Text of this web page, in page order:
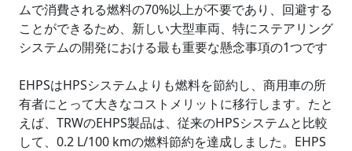
ムで消費される燃料の70%以上が不要であり、回避する
ことができるため、新しい大型車両、特にステアリング
システムの開発における最も重要な懸念事項の1つです
EHPSはHPSシステムよりも燃料を節約し、商用車の所
有者にとって大きなコストメリットに移行します。たと
えば、TRWのEHPS製品は、従来のHPSシステムと比較
して、0.2 L/100 kmの燃料節約を達成しました。EHPS